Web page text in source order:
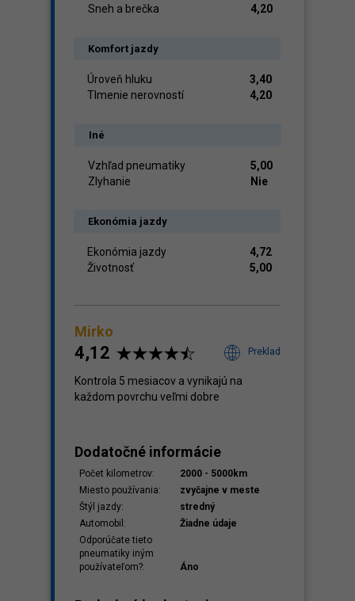
Sneh a brečka
4,20
Komfort jazdy
Úroveň hluku
3,40
Tlmenie nerovností
4,20
Iné
Vzhľad pneumatiky
5,00
Zlyhanie
Nie
Ekonómia jazdy
Ekonómia jazdy
4,72
Životnosť
5,00
Mirko
4,12 Preklad
Kontrola 5 mesiacov a vynikajú na
každom povrchu veľmi dobre
Dodatočné informácie
Počet kilometrov:
2000 - 5000km
Miesto používania:
zvyčajne v meste
Štýl jazdy:
stredný
Automobil:
Žiadne údaje
Odporúčate tieto
pneumatiky iným
používateľom?:
Áno